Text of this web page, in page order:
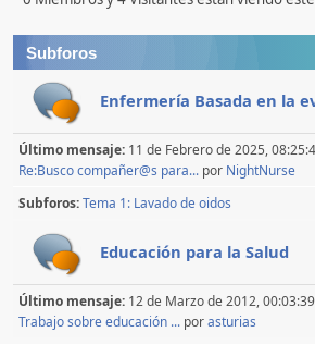
Subforos
Enfermería Basada en la
Último mensaje: 11 de Febrero de 2025,
Re:Busco compañer@s para... por NightNurse
Subforos Tema 1: Lavado de oidos
Educación para la Salud
Último mensaje: 12 de Marzo de 2012,
Trabajo sobre educación ... porasturias